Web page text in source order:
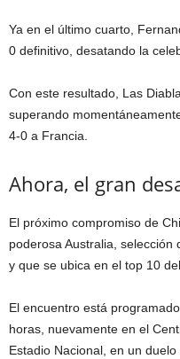
Ya en el último cuarto,
0 definitivo, desatando la
Con este resultado, Las
superando
4-0 a Francia.
Ahora, el gran
El próximo compromiso de
poderosa Australia,
y que se ubica en el top 10
El encuentro está
horas, nuevamente en el
Estadio Nacional, en un